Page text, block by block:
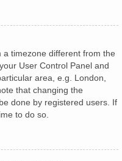
a timezone different from the
User Control Panel and
area, e.g. London,
that changing the
done by registered users. If
to do so.